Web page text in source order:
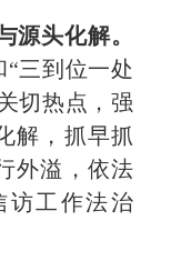
源头化解。
三到位一处
切热点，强
解，抓早抓
外溢，依法
访工作法治